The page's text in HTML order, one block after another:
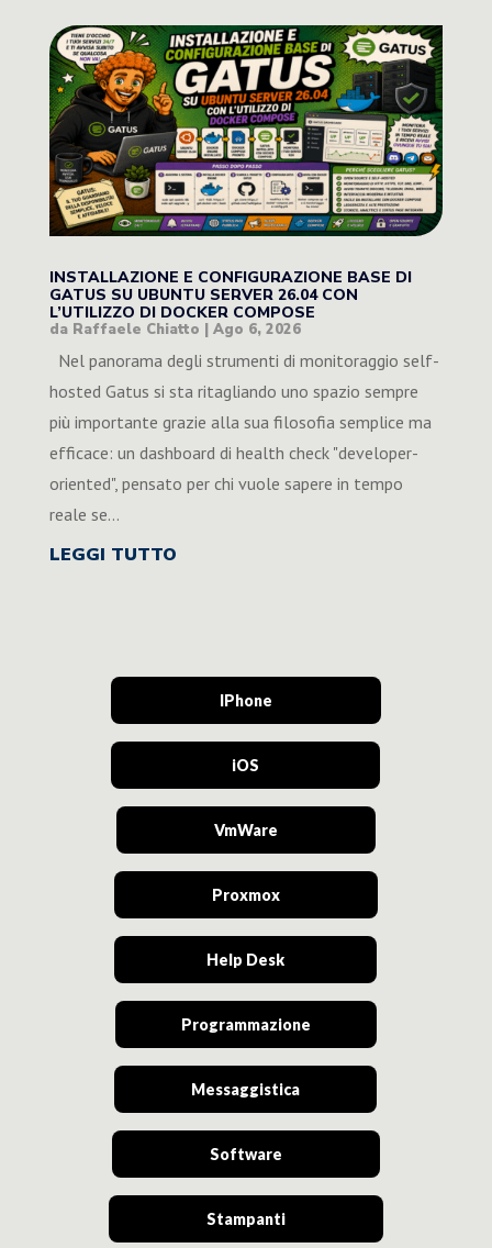
INSTALLAZIONE E CONFIGURAZIONE BASE DI
GATUS SU UBUNTU SERVER 26.04 CON
L’UTILIZZO DI DOCKER COMPOSE
da Raffaele Chiatto | Ago 6, 2026
Nel panorama degli strumenti di monitoraggio self-
hosted Gatus si sta ritagliando uno spazio sempre
più importante grazie alla sua filosofia semplice ma
efficace: un dashboard di health check "developer-
oriented", pensato per chi vuole sapere in tempo
reale se...
LEGGI TUTTO
IPhone
iOS
VmWare
Proxmox
Help Desk
Programmazione
Messaggistica
Software
Stampanti